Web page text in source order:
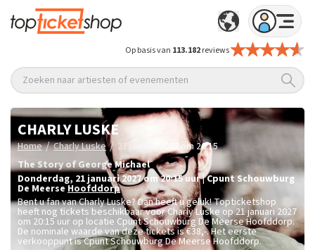
Op basis van 113.182reviews
Zoeken naar artiesten of evenementen
CHARLY LUSKE
Home / Charly Luske / 21 januari 2027 om 20:15
The Story of George Michael
donderdag, 21 januari 2027 om 20:15uur|Cpunt Schouwburg
De Meerse Hoofddorp
Bent u fan van Charly Luske? Dan heeft u geluk! Topticketshop
heeft nog tickets beschikbaar voor Charly Luske op 21 januari 2027
om 20:15 uur op locatie Cpunt Schouwburg De Meerse Hoofddorp.
De nominale waarde van deze tickets is€38,-. Het eerste
verkooppunt is Cpunt Schouwburg De Meerse Hoofddorp.